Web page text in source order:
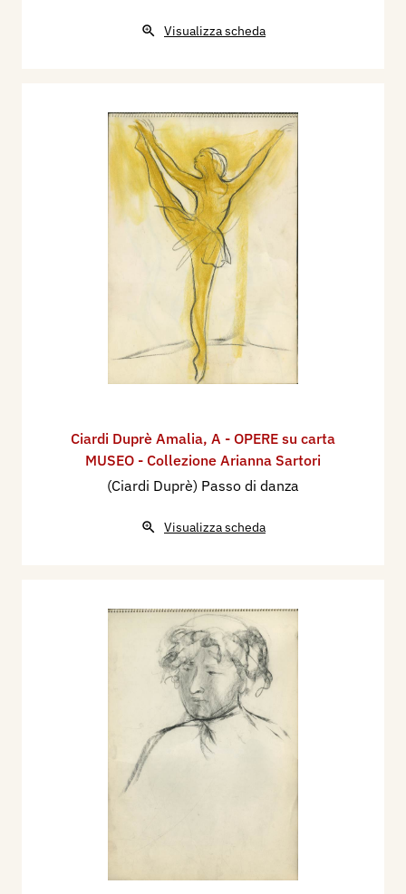
Visualizza scheda
Ciardi Duprè Amalia, A - OPERE su carta
MUSEO - Collezione Arianna Sartori
(Ciardi Duprè) Passo di danza
Visualizza scheda